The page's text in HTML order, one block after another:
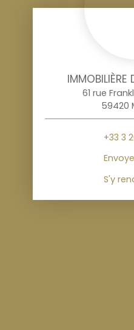
61 rue
59420
+33 3
S'y